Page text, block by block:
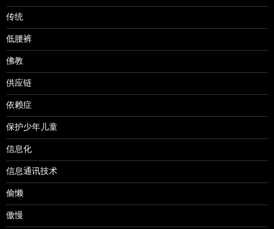
传统
低腰裤
佛教
供应链
依赖症
保护少年儿童
信息化
信息通讯技术
偷懒
傲慢